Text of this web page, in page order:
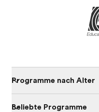
Programme nach Alter
Beliebte Programme